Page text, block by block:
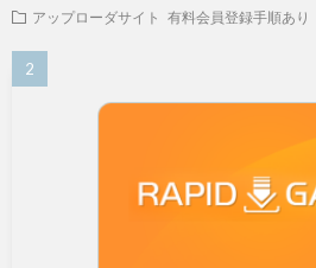
アップローダサイト 有料会員登録手順あり